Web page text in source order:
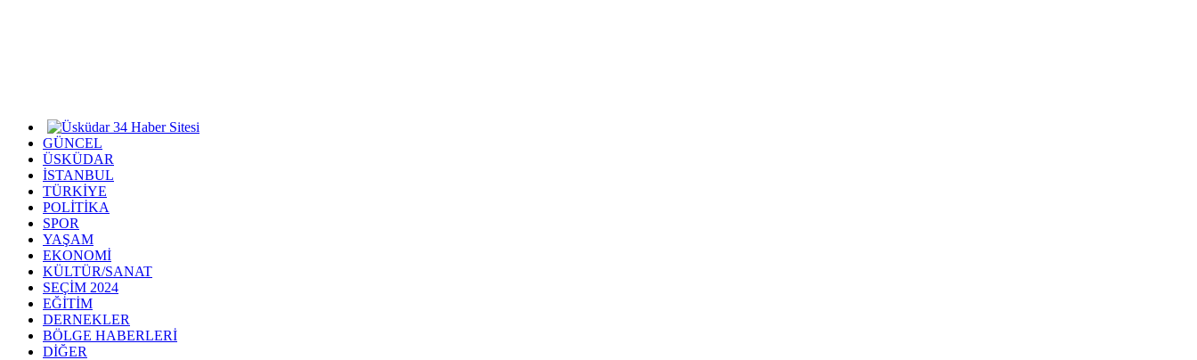
GÜNCEL
ÜSKÜDAR
İSTANBUL
TÜRKİYE
POLİTİKA
SPOR
YAŞAM
EKONOMİ
KÜLTÜR/SANAT
SEÇİM 2024
EĞİTİM
DERNEKLER
BÖLGE HABERLERİ
DİĞER